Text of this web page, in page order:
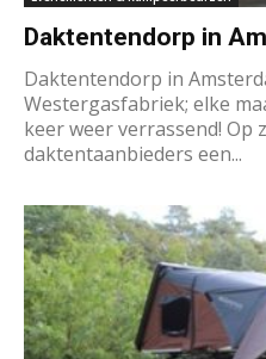
Daktentendorp in
Daktentendorp in
Westergasfabriek; elke
keer weer verrassend! Op
daktentaanbieders een...